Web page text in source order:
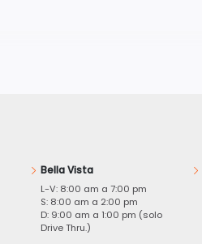
Bella Vista
L-V: 8:00 am a 7:00 pm
S: 8:00 am a 2:00 pm
D: 9:00 am a 1:00 pm (solo
Drive Thru.)